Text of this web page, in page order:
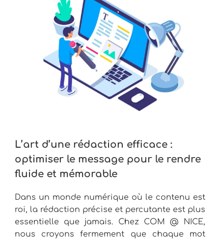
L’art d’une rédaction efficace :
optimiser le message pour le rendre
fluide et mémorable
Dans un monde numérique où le contenu est
roi, la rédaction précise et percutante est plus
essentielle que jamais. Chez COM @ NICE,
nous croyons fermement que chaque mot